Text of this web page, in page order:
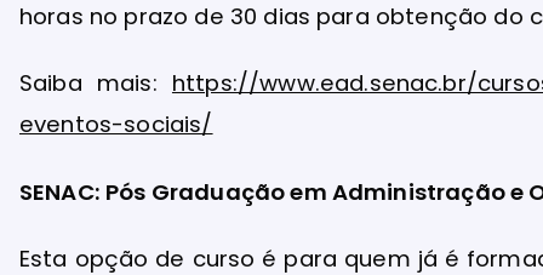
horas no prazo de 30 dias para obtenção do
Saiba mais: https://www.ead.senac.br/
eventos-sociais/
SENAC: Pós Graduação em Administração e
Esta opção de curso é para quem já é